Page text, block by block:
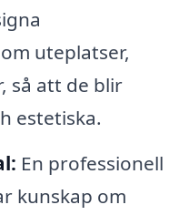
uteplatser,
så att de blir
estetiska.
En professionell
kunskap om